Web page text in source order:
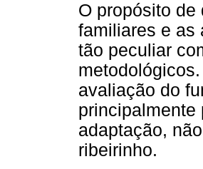
O propósito
familiares e as
tão peculiar
avaliação do
principalmente
adaptação,
ribeirinho.